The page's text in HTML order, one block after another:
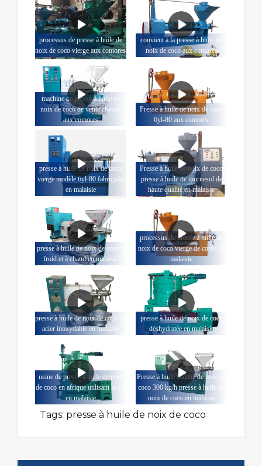
processus de presse à huile de
noix de coco vierge aux comores
convient à la presse à huile de
noix de coco aux comores
machine de presse à huile de
noix de coco de vente chaude
aux comores
Presse à huile de noix de coco
6yl-80 aux comores
presse à huile de noix de coco
vierge modèle 6yl-80 fabriquée
en malaisie
Presse à huile de noix de coco
presse à huile de tournesol de
haute qualité en malaisie
presse à huile de noix de coco à
froid et à chaud en malaisie
processus de presse à huile de
noix de coco vierge de corée en
malaisie
presse à huile de noix de coco en
acier inoxydable en malaisie
presse à huile de noix de coco
déshydratée en malaisie
usine de presse à huile de noix
de coco en afrique utilisant la vie
en malaisie
Presse à huile fraîche de noix de
coco 300 kg/h presse à huile de
noix de coco en malaisie
Tags: presse à huile de noix de coco